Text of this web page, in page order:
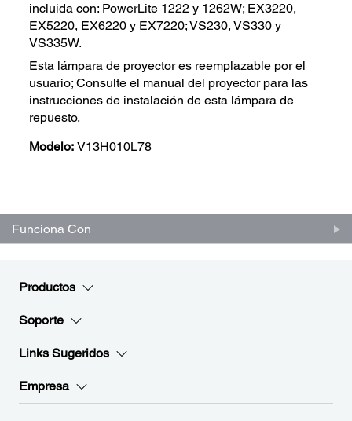
incluida con: PowerLite 1222 y 1262W; EX3220,
EX5220, EX6220 y EX7220; VS230, VS330 y
VS335W.
Esta lámpara de proyector es reemplazable por el
usuario; Consulte el manual del proyector para las
instrucciones de instalación de esta lámpara de
repuesto.
Modelo: V13H010L78
Funciona Con
Productos
Soporte
Links Sugeridos
Empresa